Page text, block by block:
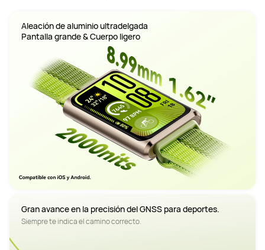
Aleación de aluminio ultradelgada
Pantalla grande & Cuerpo ligero
Siempre te indica el camino correcto.